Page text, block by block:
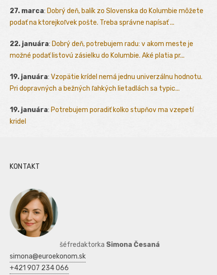
27. marca: Dobrý deň, balík zo Slovenska do Kolumbie môžete
podať na ktorejkoľvek pošte. Treba správne napísať ...
22. januára: Dobrý deň, potrebujem radu: v akom meste je
možné podať listovú zásielku do Kolumbie. Aké platia pr...
19. januára: Vzopätie krídel nemá jednu univerzálnu hodnotu.
Pri dopravných a bežných ľahkých lietadlách sa typic...
19. januára: Potrebujem poradiť kolko stupňov ma vzepetí
kridel
KONTAKT
šéfredaktorka Simona Česaná
simona@euroekonom.sk
+421 907 234 066